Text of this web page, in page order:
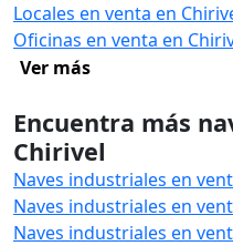
Locales en venta en
Oficinas en venta en
Ver más
Encuentra más
Chirivel
Naves industriales en
Naves industriales en
Naves industriales en